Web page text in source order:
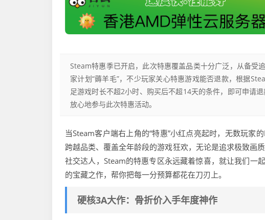
Steam特惠季已开启，此次特惠覆盖品类十分广泛，从备受
家计划“薅羊毛”，不少玩家关心特惠游戏能否退款，根据
足游戏时长不超2小时、购买后不超14天的条件，即可申请
放心地参与此次特惠活动。
当Steam客户端右上角的“特惠”小红点亮起时，无数玩
跨越品类、覆盖全年龄段的游戏狂欢，无论是追求极致画
社交达人，Steam的特惠专区永远藏着惊喜，就让我们一
的宝藏之作，帮你把每一分预算都花在刀刃上。
硬核3A大作：骨折价入手年度神作